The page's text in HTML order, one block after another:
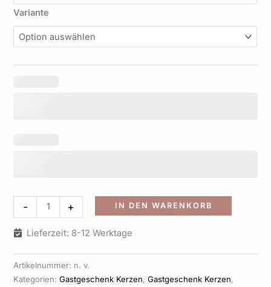
Variante
- + IN DEN WARENKORB
Lieferzeit: 8-12 Werktage
Artikelnummer: n. v.
Kategorien:Gastgeschenk Kerzen,Gastgeschenk Kerzen,